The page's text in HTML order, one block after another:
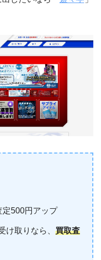
定500円アップ
け取りなら、買取査